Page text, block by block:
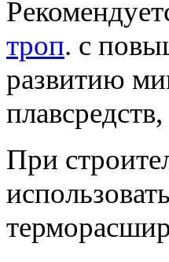
троп. с
развитию
При
использовать